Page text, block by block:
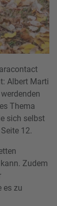
Albert Marti
Thema
sich selbst
12.
Zudem
es zu